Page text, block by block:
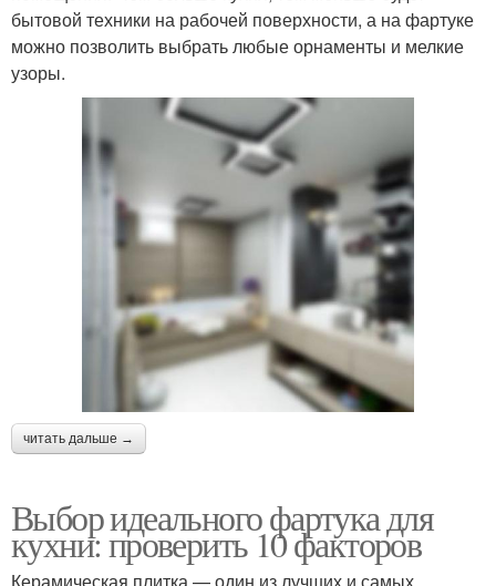
бытовой техники на рабочей поверхности, а на фартуке
можно позволить выбрать любые орнаменты и мелкие
узоры.
читать дальше →
Выбор идеального фартука для
кухни: проверить 10 факторов
Керамическая плитка — один из лучших и самых